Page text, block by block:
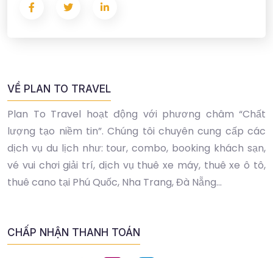
VỀ PLAN TO TRAVEL
Plan To Travel hoạt động với phương châm “Chất
lượng tạo niềm tin”. Chúng tôi chuyên cung cấp các
dịch vụ du lịch như: tour, combo, booking khách sạn,
vé vui chơi giải trí, dịch vụ thuê xe máy, thuê xe ô tô,
thuê cano tại Phú Quốc, Nha Trang, Đà Nẵng...
CHẤP NHẬN THANH TOÁN